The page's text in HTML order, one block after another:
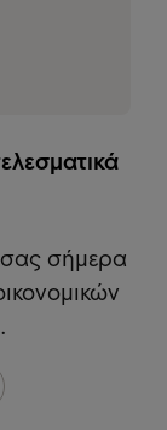
σας σήμερα